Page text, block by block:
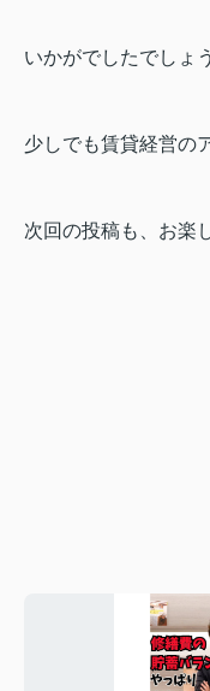
いかがでしたでしょ
少しでも賃貸経営の
次回の投稿も、お楽